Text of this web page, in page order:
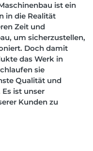
ist ein
in die Realität
Zeit und
um sicherzustellen,
Doch damit
das Werk in
sie
Qualität und
ist unser
Kunden zu